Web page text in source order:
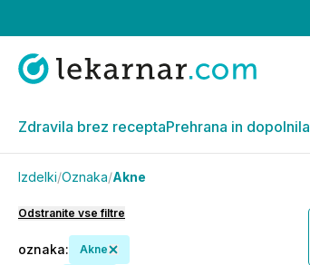
Zdravila brez receptaPrehrana in dopolnila
Izdelki/Oznaka/Akne
Odstranite vse filtre
oznaka: Akne